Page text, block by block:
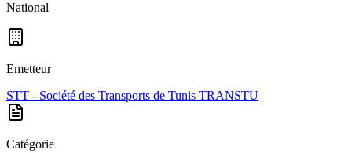
National
Emetteur
STT - Société des Transports de Tunis TRANSTU
Catégorie